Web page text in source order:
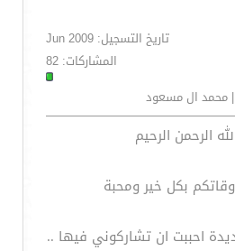
تاريخ التسجيل: Jun 2009
المشاركات: 82
محمد ال مسعود
الرحمن الرحيم
بكل خير ومحبة
احببت ان تشاركوني فيها ..